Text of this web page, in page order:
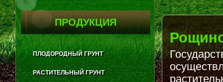
Play
Stop
ПРОДУКЦИЯ
ПЛОДОРОДНЫЙ ГРУНТ
РАСТИТЕЛЬНЫЙ ГРУНТ